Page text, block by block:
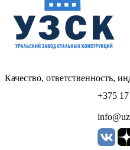
Качество, ответственность,
+375